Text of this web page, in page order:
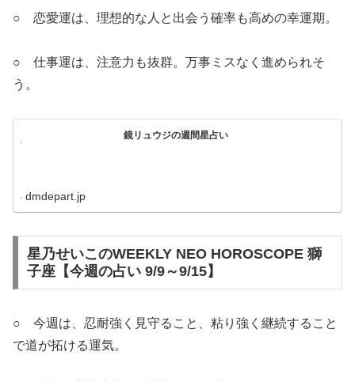
○ 恋愛運は、理想的な人と出会う確率も高めの幸運期。
○ 仕事運は、注意力も抜群。万事ミスなく進められそ
う。
鏡リュウジの週間星占い
dmdepart.jp
星乃せいこのWEEKLY NEO HOROSCOPE 獅
子座【今週の占い 9/9～9/15】
○ 今週は、忍耐強く見守ること、粘り強く継続すること
で道が拓ける運気。